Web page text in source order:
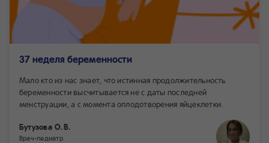
37 неделя беременности
Мало кто из нас знает, что истинная продолжительность
беременности высчитывается не с даты последней
менструации, а с момента оплодотворения яйцеклетки.
Бутузова О.В.
Врач-педиатр